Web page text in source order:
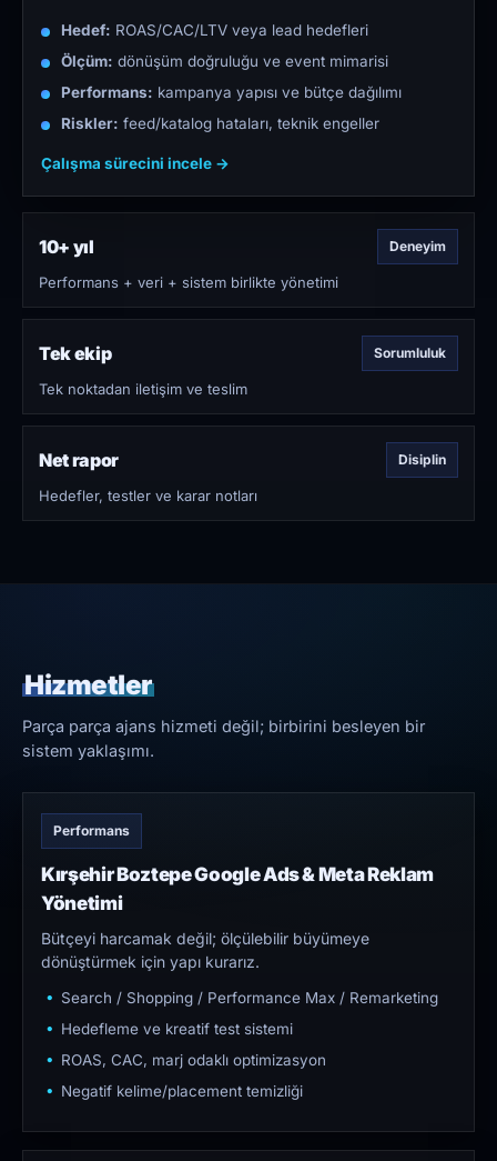
Hedef: ROAS/CAC/LTV veya lead hedefleri
Ölçüm: dönüşüm doğruluğu ve event mimarisi
Performans: kampanya yapısı ve bütçe dağılımı
Riskler: feed/katalog hataları, teknik engeller
Çalışma sürecini incele →
10+ yıl Deneyim
Performans + veri + sistem birlikte yönetimi
Tek ekip Sorumluluk
Tek noktadan iletişim ve teslim
Net rapor Disiplin
Hedefler, testler ve karar notları
Hizmetler
Parça parça ajans hizmeti değil; birbirini besleyen bir
sistem yaklaşımı.
Performans
Kırşehir Boztepe Google Ads & Meta Reklam
Yönetimi
Bütçeyi harcamak değil; ölçülebilir büyümeye
dönüştürmek için yapı kurarız.
Search / Shopping / Performance Max / Remarketing
Hedefleme ve kreatif test sistemi
ROAS, CAC, marj odaklı optimizasyon
Negatif kelime/placement temizliği